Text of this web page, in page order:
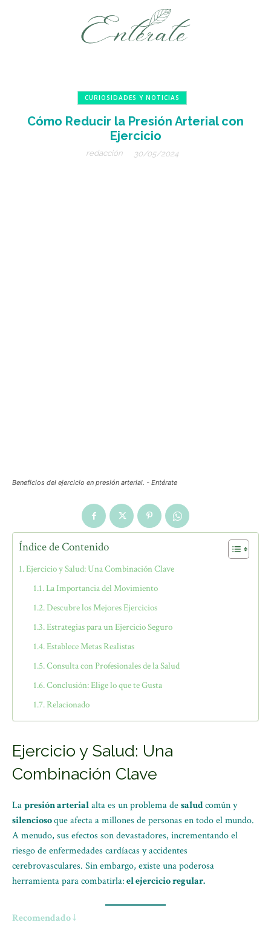
CURIOSIDADES Y NOTICIAS
Cómo Reducir la Presión Arterial con
Ejercicio
redacción 30/05/2024
Beneficios del ejercicio en presión arterial. - Entérate
Índice de Contenido
Ejercicio y Salud: Una Combinación Clave
La Importancia del Movimiento
Descubre los Mejores Ejercicios
Estrategias para un Ejercicio Seguro
Establece Metas Realistas
Consulta con Profesionales de la Salud
Conclusión: Elige lo que te Gusta
Relacionado
Ejercicio y Salud: Una
Combinación Clave
Lapresión arterialalta es un problema desaludcomún y
silenciosoque afecta a millones de personas en todo el mundo.
A menudo, sus efectos son devastadores, incrementando el
riesgo de enfermedades cardíacas y accidentes
cerebrovasculares. Sin embargo, existe una poderosa
herramienta para combatirla:el ejercicio regular.
Recomendado ↓